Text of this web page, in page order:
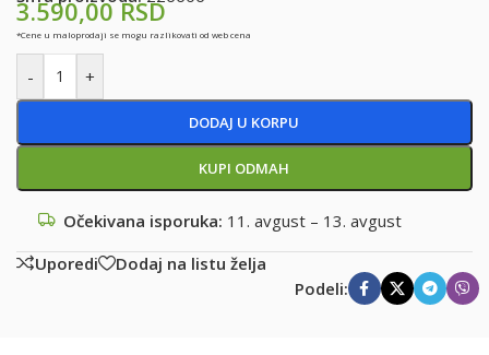
3.590,00RSD
*Cene u maloprodaji se mogu razlikovati od web cena
- +
DODAJ U KORPU
KUPI ODMAH
Očekivana isporuka: 11. avgust – 13. avgust
Uporedi
Dodaj na listu želja
Podeli: